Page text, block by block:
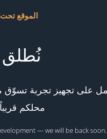
● الموقع
نُطلق
على تجهيز تجربة تسوّق
محلكم
— we will be back soon.